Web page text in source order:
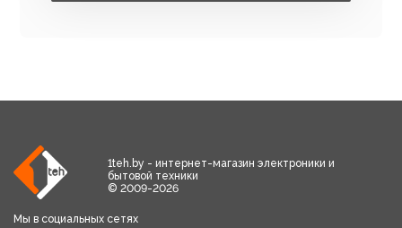
1teh.by - интернет-магазин электроники и
бытовой техники
© 2009-2026
Мы в социальных сетях